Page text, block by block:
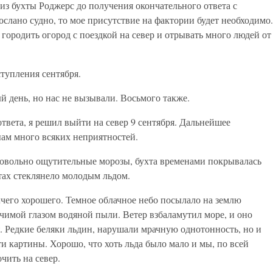
бухты Роджерс до получения окончательного ответа с
судно, то мое присутствие на фактории будет необходимо.
огород с поездкой на север и отрывать много людей от
сентября.
день, но нас не вызывали. Восьмого также.
я решил выйти на север 9 сентября. Дальнейшее
много всяких неприятностей.
ощутительные морозы, бухта временами покрывалась
стеклянело молодым льдом.
хорошего. Темное облачное небо посылало на землю
глазом водяной пыли. Ветер взбаламутил море, и оно
беляки льдин, нарушали мрачную однотонность, но и
картины. Хорошо, что хоть льда было мало и мы, по всей
на север.